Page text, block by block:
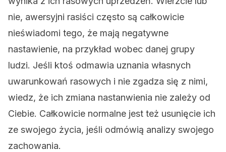
nie, awersyjni rasiści często są całkowicie
nieświadomi tego, że mają negatywne
nastawienie, na przykład wobec danej grupy
ludzi. Jeśli ktoś odmawia uznania własnych
uwarunkowań rasowych i nie zgadza się z nimi,
wiedz, że ich zmiana nastanwienia nie zależy od
Ciebie. Całkowicie normalne jest też usunięcie ich
ze swojego życia, jeśli odmówią analizy swojego
zachowania.